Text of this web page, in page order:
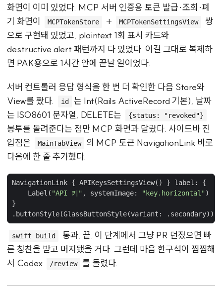
화면이 이미 있었다. MCP 서버 인증용 토큰 발급·조회·폐
기 화면이
MCPTokenStore + MCPTokenSettingsView
쌍
으로 구현돼 있었고, plaintext 1회 표시 카드와
destructive alert 패턴까지 다 있었다. 이걸 그대로 복제하
면 PAK용으로 1시간 안에 끝날 일이었다.
서버 컨트롤러 응답 형식을 한 번 더 확인한 다음 Store와
View를 짰다.
id
는 Int(Rails ActiveRecord 기본), 날짜
는 ISO8601 문자열, DELETE는
{status: "revoked"}
봉투를 돌려준다는 점만 MCP 화면과 달랐다. 사이드바 진
입점은
MainTabView
의 MCP 토큰 NavigationLink 바로
다음에 한 줄 추가했다.
NavigationLink { APIKeysSettingsView() } label :
{
Label ( "API 키" , systemImage: "key.horizontal")
}
. buttonStyle(GlassButtonStyle(variant : . secondary))
swift build
통과, 끝. 이 단계에서 그냥 PR 던졌으면 빠
른 칭찬을 받고 머지됐을 거다. 그런데 마음 한구석이 찜찜해
서 Codex
/review 를 돌렸다.